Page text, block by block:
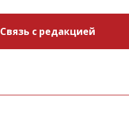
Связь с редакцией